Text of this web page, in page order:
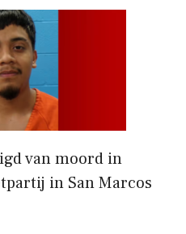
van moord in
in San Marcos